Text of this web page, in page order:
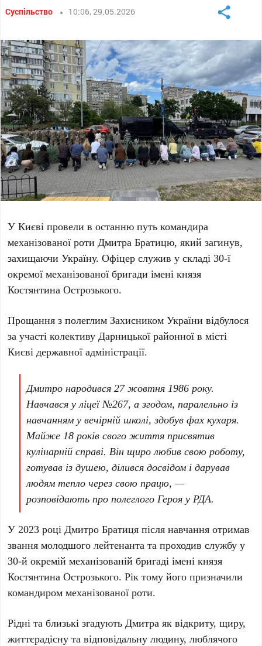
Суспільство 10:06, 29.05.2026
У Києві провели в останню путь командира
механізованої ротиДмитра Братицю, який загинув,
захищаючи Україну. Офіцер служив у складі30-ї
окремої механізованої бригади імені князя
Костянтина Острозького.
Прощання з полеглим Захисником України відбулося
за участі колективу Дарницької районної в місті
Києві державної адміністрації.
Дмитро народився27 жовтня 1986 року.
Навчався у ліцеї№267, а згодом, паралельно із
навчанням у вечірній школі, здобув фах кухаря.
Майже18 років свого життя присвятив
кулінарній справі. Він щиро любив свою роботу,
готував із душею, ділився досвідом і дарував
людям тепло через свою працю, —
розповідають про полеглого Героя уРДА.
У2023 році Дмитро Братиця після навчання отримав
звання молодшого лейтенанта та проходив службу у
30-й окремій механізованій бригаді імені князя
Костянтина Острозького. Рік тому його призначили
командиром механізованої роти.
Рідні та близькі згадують Дмитра як відкриту, щиру,
життєрадісну та відповідальну людину, люблячого